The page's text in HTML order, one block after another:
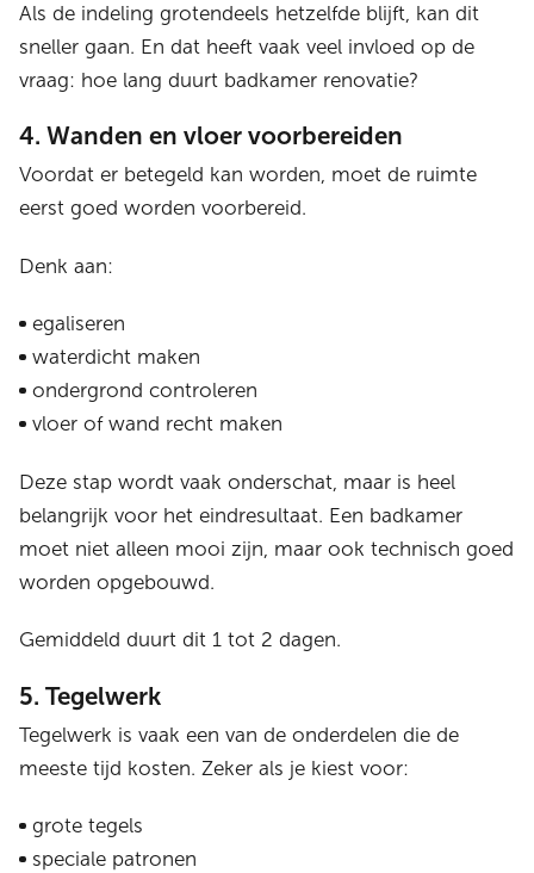
Als de indeling grotendeels hetzelfde blijft, kan dit
sneller gaan. En dat heeft vaak veel invloed op de
vraag: hoe lang duurt badkamer renovatie?
4. Wanden en vloer voorbereiden
Voordat er betegeld kan worden, moet de ruimte
eerst goed worden voorbereid.
Denk aan:
egaliseren
waterdicht maken
ondergrond controleren
vloer of wand recht maken
Deze stap wordt vaak onderschat, maar is heel
belangrijk voor het eindresultaat. Een badkamer
moet niet alleen mooi zijn, maar ook technisch goed
worden opgebouwd.
Gemiddeld duurt dit 1 tot 2 dagen.
5. Tegelwerk
Tegelwerk is vaak een van de onderdelen die de
meeste tijd kosten. Zeker als je kiest voor:
grote tegels
speciale patronen